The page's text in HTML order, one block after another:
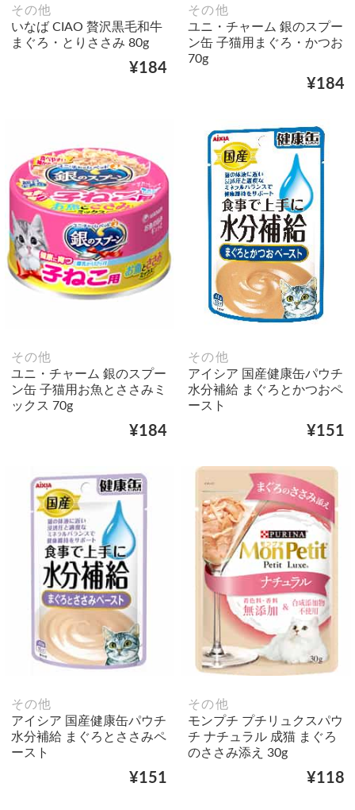
その他
いなば CIAO 贅沢黒毛和牛
まぐろ・とりささみ 80g
¥184
その他
ユニ・チャーム 銀のスプー
ン缶 子猫用まぐろ・かつお
70g
¥184
その他
ユニ・チャーム 銀のスプー
ン缶 子猫用お魚とささみミ
ックス 70g
¥184
その他
アイシア 国産健康缶パウチ
水分補給 まぐろとかつおペ
ースト
¥151
その他
アイシア 国産健康缶パウチ
水分補給 まぐろとささみペ
ースト
¥151
その他
モンプチ プチリュクスパウ
チ ナチュラル 成猫 まぐろ
のささみ添え 30g
¥118